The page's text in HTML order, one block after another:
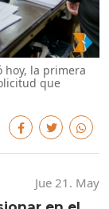
hoy, la primera
que
Jue 21. May